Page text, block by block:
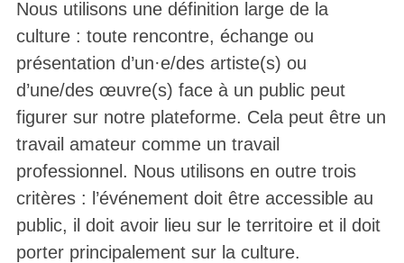
Nous utilisons une définition large de la
culture : toute rencontre, échange ou
présentation d’un·e/des artiste(s) ou
d’une/des œuvre(s) face à un public peut
figurer sur notre plateforme. Cela peut être un
travail amateur comme un travail
professionnel. Nous utilisons en outre trois
critères : l’événement doit être accessible au
public, il doit avoir lieu sur le territoire et il doit
porter principalement sur la culture.